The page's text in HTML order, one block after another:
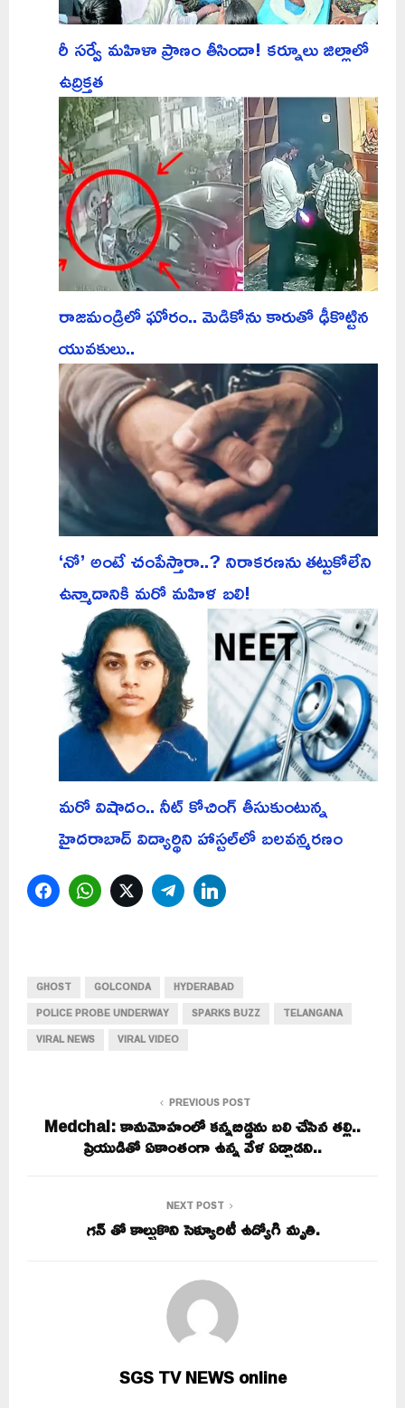
రీ సర్వే మహిళా ప్రాణం తీసిందా! కర్నూలు జిల్లాలో
ఉద్రిక్తత
రాజమండ్రిలో ఘోరం.. మెడికోను కారుతో ఢీకొట్టిన
యువకులు..
‘నో’ అంటే చంపేస్తారా..? నిరాకరణను తట్టుకోలేని
ఉన్మాదానికి మరో మహిళ బలి!
మరో విషాదం.. నీట్ కోచింగ్ తీసుకుంటున్న
హైదరాబాద్ విద్యార్థిని హాస్టల్‌లో బలవన్మరణం
FacebookWhatsAppTwitterTelegram
GHOST GOLCONDA
HYDERABAD
POLICE PROBE UNDERWAY
SPARKS BUZZ
TELANGANA
VIRAL NEWS
VIRAL VIDEO
PREVIOUS POST
Medchal: కామమోహంలో కన్నబిడ్డను బలి చేసిన తల్లి..
ప్రియుడితో ఏకాంతంగా ఉన్న వేళ ఏడ్చాడని..
NEXT POST
గన్ తో కాల్చుకొని సెక్యూరిటీ ఉద్యోగి మృతి.
SGS TV NEWS online